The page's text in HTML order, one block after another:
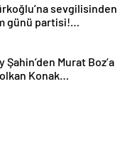
sevgilisinden
günü partisi!
yazı dikkat çekti
Şahin’den Murat Boz’a
Konak